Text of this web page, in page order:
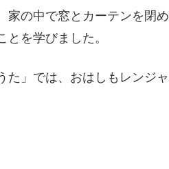
の中で窓とカーテンを閉
を学びました。
」では、おはしもレンジ